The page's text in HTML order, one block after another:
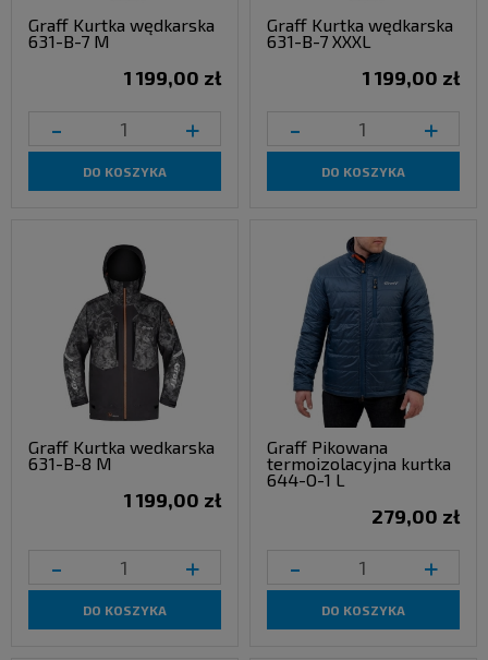
Graff Kurtka wędkarska
631-B-7 M
1 199,00 zł
- +
DO KOSZYKA
Graff Kurtka wędkarska
631-B-7 XXXL
1 199,00 zł
- +
DO KOSZYKA
Graff Kurtka wedkarska
631-B-8 M
1 199,00 zł
- +
DO KOSZYKA
Graff Pikowana
termoizolacyjna kurtka
644-O-1 L
279,00 zł
- +
DO KOSZYKA